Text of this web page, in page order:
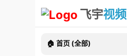
飞宇视频
🏠 首页 (全部)